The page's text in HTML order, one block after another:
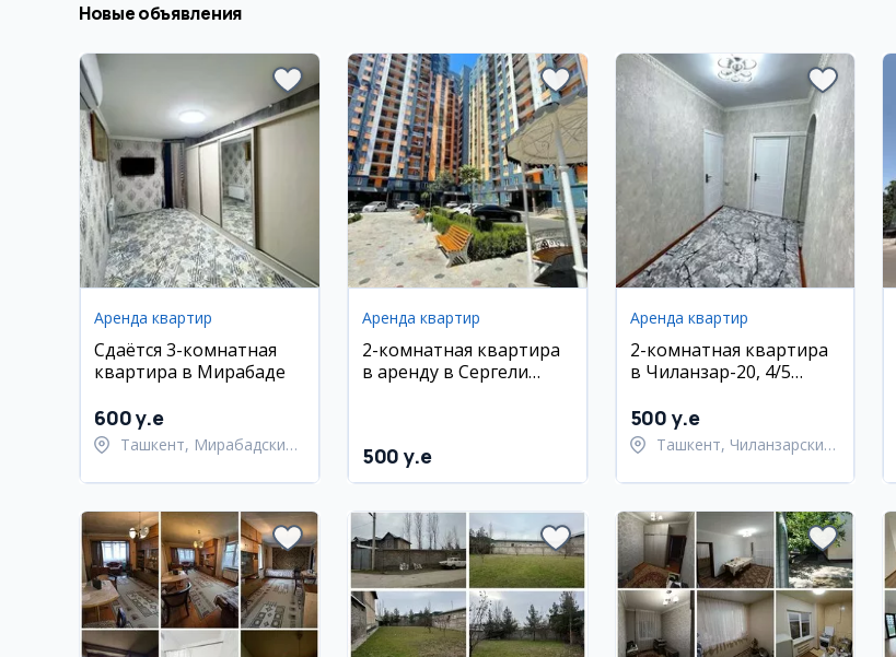
Новые объявления
Аренда квартир
Сдаётся 3-комнатная
квартира в Мирабаде
600 y.e
Ташкент, Мирабадский
Аренда квартир
2-комнатная квартира
в аренду в Сергели
500 y.e
Аренда квартир
2-комнатная квартира
в Чиланзар-20, 4/5
500 y.e
Ташкент, Чиланзарский